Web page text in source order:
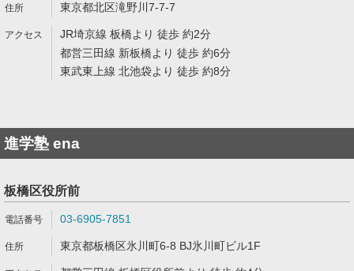
東京都北区滝野川7-7-7
JR埼京線 板橋より 徒歩 約2分
都営三田線 新板橋より 徒歩 約6分
東武東上線 北池袋より 徒歩 約8分
進学塾 ena
板橋区役所前
03-6905-7851
東京都板橋区氷川町6-8 BJ氷川町ビル1F